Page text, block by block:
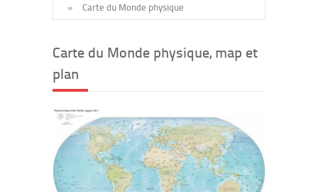
» Carte du Monde physique
Carte du Monde physique, map et
plan